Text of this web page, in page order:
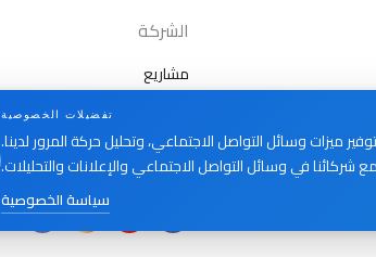
الشركة
مشاريع
الأخبار
تفضيلات الخصوصية
ميزات وسائل التواصل الاجتماعي، وتحليل حركة المرور لدينا.
في وسائل التواصل الاجتماعي والإعلانات والتحليلات.
سياسة الخصوصية